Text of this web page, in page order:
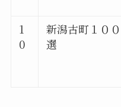
1
0
新潟古町１００
選